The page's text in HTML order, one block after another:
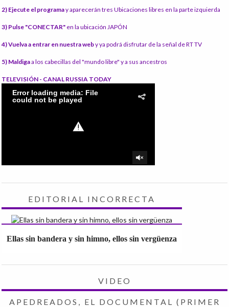
2) Ejecute el programay aparecerán tres Ubicaciones libres en la parte izquierda
3) Pulse "CONECTAR" en la ubicación JAPÓN
4) Vuelva a entrar en nuestra weby ya podrá disfrutar de la señal de RT TV
5) Maldigaa los cabecillas del "mundo libre" y a sus ancestros
TELEVISIÓN - CANAL RUSSIA TODAY
EDITORIAL INCORRECTA
Ellas sin bandera y sin himno, ellos sin vergüenza
VIDEO
APEDREADOS, EL DOCUMENTAL (PRIMER